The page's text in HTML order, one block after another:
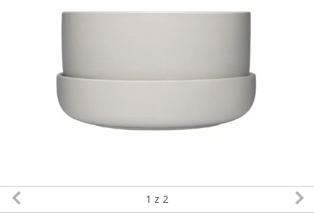
1 z 2